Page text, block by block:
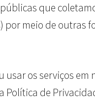
que
meio de outras
os serviços em
de